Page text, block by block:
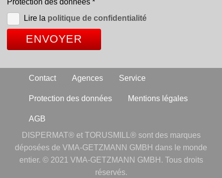
Lire la politique de confidentialité
Contact Agences Service
Protection des données Mentions légales
AGB
DISPERMAT® et TORUSMILL® sont des marques
déposées de VMA-GETZMANN GMBH dans le monde
entier. © 2021 VMA-GETZMANN GMBH. Tous droits
réservés.